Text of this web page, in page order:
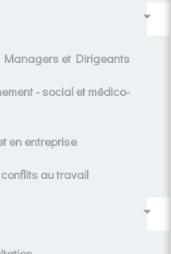
et Dirigeants
- social et médico-
en entreprise
au travail